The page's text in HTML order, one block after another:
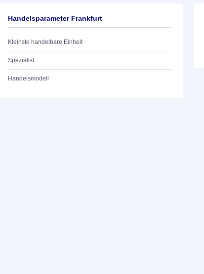
Handelsparameter Frankfurt
Kleinste handelbare Einheit
Spezialist
Handelsmodell